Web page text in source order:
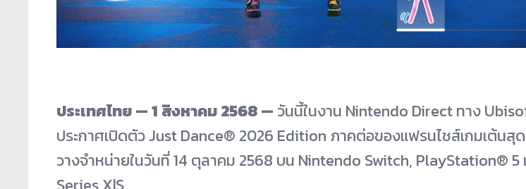
ประเทศไทย—1 สิงหาคม2568— วันนี้ในงาน Nintendo Direct ทาง
ประกาศเปิดตัว Just Dance® 2026 Edition ภาคต่อของแฟรนไชส์เกมเต้นสุ
วางจำหน่ายในวันที่ 14 ตุลาคม 2568 บน Nintendo Switch, PlayStation® 5